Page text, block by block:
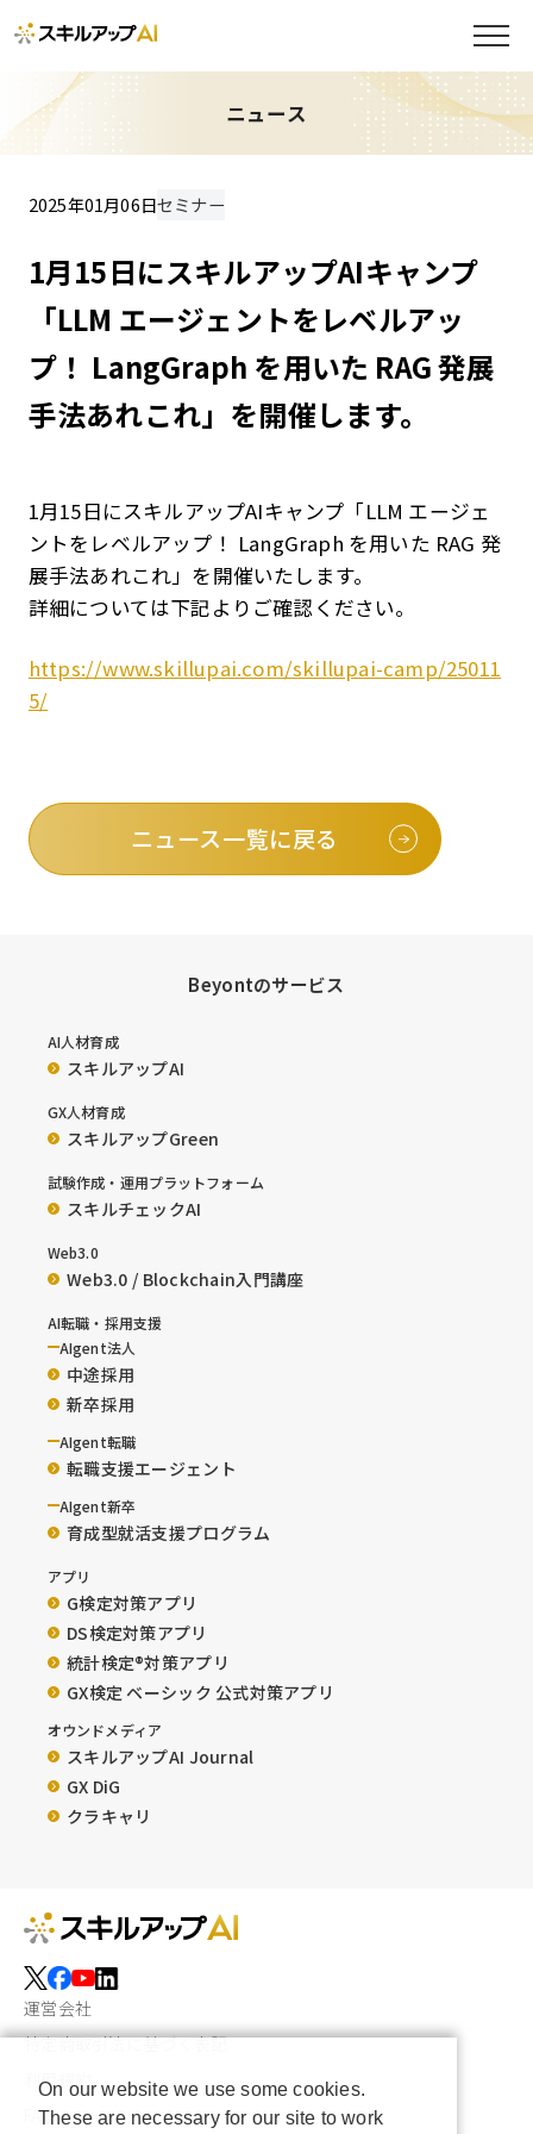
ニュース
2025年01月06日セミナー
1月15日にスキルアップAIキャンプ
「LLM エージェントをレベルアッ
プ！ LangGraph を用いた RAG 発展
手法あれこれ」を開催します。
1月15日にスキルアップAIキャンプ「LLM エージェ
ントをレベルアップ！ LangGraph を用いた RAG 発
展手法あれこれ」を開催いたします。
詳細については下記よりご確認ください。
https://www.skillupai.com/skillupai-camp/25011
5/
ニュース一覧に戻る
Beyontのサービス
AI人材育成
スキルアップAI
GX人材育成
スキルアップGreen
試験作成・運用プラットフォーム
スキルチェックAI
Web3.0
Web3.0 / Blockchain入門講座
AI転職・採用支援
AIgent法人
中途採用
新卒採用
AIgent転職
転職支援エージェント
AIgent新卒
育成型就活支援プログラム
アプリ
G検定対策アプリ
DS検定対策アプリ
統計検定®︎対策アプリ
GX検定 ベーシック 公式対策アプリ
オウンドメディア
スキルアップAI Journal
GX DiG
クラキャリ
運営会社
特定商取引法に基づく表記
利用規約
FAQ
On our website we use some cookies.
These are necessary for our site to work